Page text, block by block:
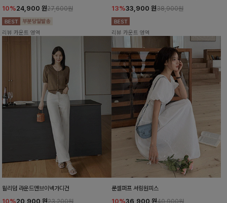
10%24,900 원27,600원
리뷰 카운트 영역
13%33,900 원38,900원
리뷰 카운트 영역
윌리덤 라운드앤브이넥가디건
10%20,900 원23,200원
룬셀퍼프 셔링원피스
10%36,900 원40,900원